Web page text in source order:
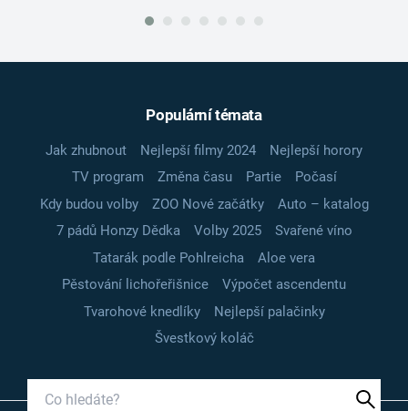
Populární témata
Jak zhubnout Nejlepší filmy 2024
Nejlepší horory
TV program
Změna času Partie
Počasí
Kdy budou volby
ZOO Nové začátky
Auto – katalog
7 pádů Honzy Dědka
Volby 2025
Svařené víno
Tatarák podle Pohlreicha
Aloe vera
Pěstování lichořeřišnice
Výpočet ascendentu
Tvarohové knedlíky
Nejlepší palačinky
Švestkový koláč